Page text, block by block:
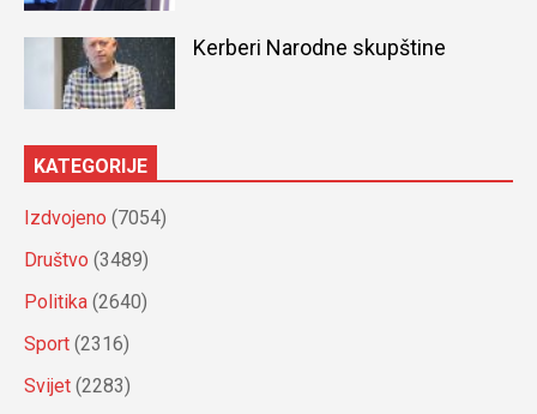
Kerberi Narodne skupštine
KATEGORIJE
Izdvojeno (7054)
Društvo (3489)
Politika (2640)
Sport (2316)
Svijet (2283)